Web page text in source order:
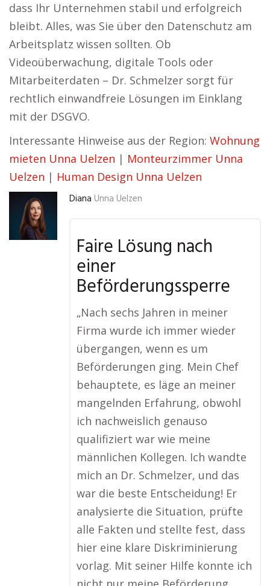
dass Ihr Unternehmen stabil und erfolgreich
bleibt. Alles, was Sie über den Datenschutz am
Arbeitsplatz wissen sollten. Ob
Videoüberwachung, digitale Tools oder
Mitarbeiterdaten – Dr. Schmelzer sorgt für
rechtlich einwandfreie Lösungen im Einklang
mit der DSGVO.
Interessante Hinweise aus der Region: Wohnung
mieten Unna Uelzen | Monteurzimmer Unna
Uelzen | Human Design Unna Uelzen
Diana Unna Uelzen
Faire Lösung nach
einer
Beförderungssperre
„Nach sechs Jahren in meiner
Firma wurde ich immer wieder
übergangen, wenn es um
Beförderungen ging. Mein Chef
behauptete, es läge an meiner
mangelnden Erfahrung, obwohl
ich nachweislich genauso
qualifiziert war wie meine
männlichen Kollegen. Ich wandte
mich an Dr. Schmelzer, und das
war die beste Entscheidung! Er
analysierte die Situation, prüfte
alle Fakten und stellte fest, dass
hier eine klare Diskriminierung
vorlag. Mit seiner Hilfe konnte ich